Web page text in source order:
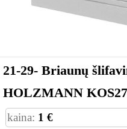
21-29- Briaunų
HOLZMANN
kaina: 1 €